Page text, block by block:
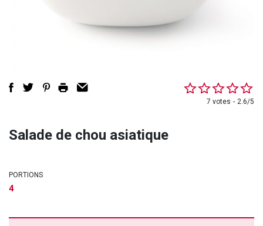
7 votes 2.6/5
Salade de chou asiatique
PORTIONS
4